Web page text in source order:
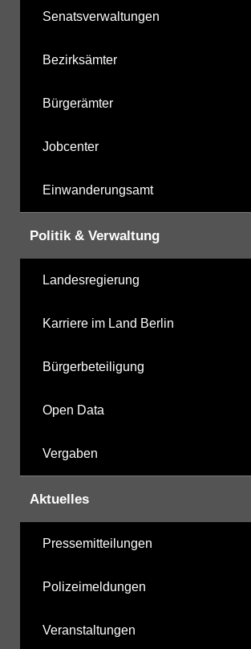
Senatsverwaltungen
Bezirksämter
Bürgerämter
Jobcenter
Einwanderungsamt
Politik & Verwaltung
Landesregierung
Karriere im Land Berlin
Bürgerbeteiligung
Open Data
Vergaben
Aktuelles
Pressemitteilungen
Polizeimeldungen
Veranstaltungen